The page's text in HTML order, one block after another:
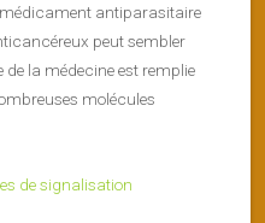
médicament antiparasitaire
peut sembler
la médecine est remplie
molécules